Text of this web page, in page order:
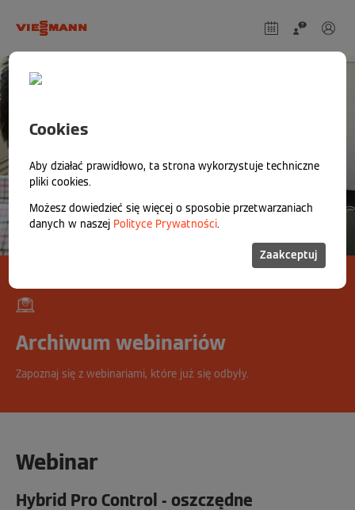
Cookies
Aby działać prawidłowo, ta strona wykorzystuje techniczne
pliki cookies.
Możesz dowiedzieć się więcej o sposobie przetwarzaniach
danych w naszej Polityce Prywatności.
Zaakceptuj
Archiwum webinariów
Zapoznaj się z webinariami, które już się odbyły.
Webinar
Hybrid Pro Control - oszczędne